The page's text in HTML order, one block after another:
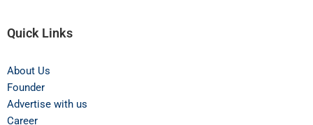
Quick Links
About Us
Founder
Advertise with us
Career